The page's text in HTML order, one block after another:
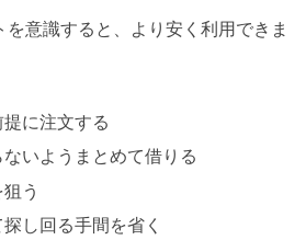
意識すると、より安く利用できま
に注文する
いようまとめて借りる
う
し回る手間を省く